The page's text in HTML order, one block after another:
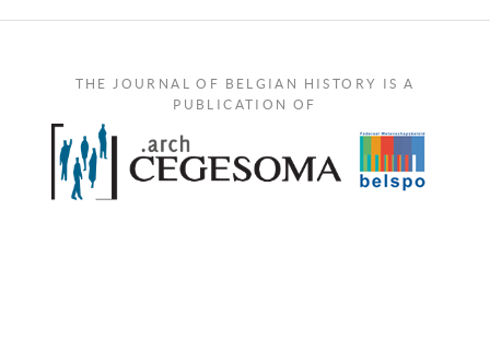
THE JOURNAL OF BELGIAN HISTORY IS A
PUBLICATION OF